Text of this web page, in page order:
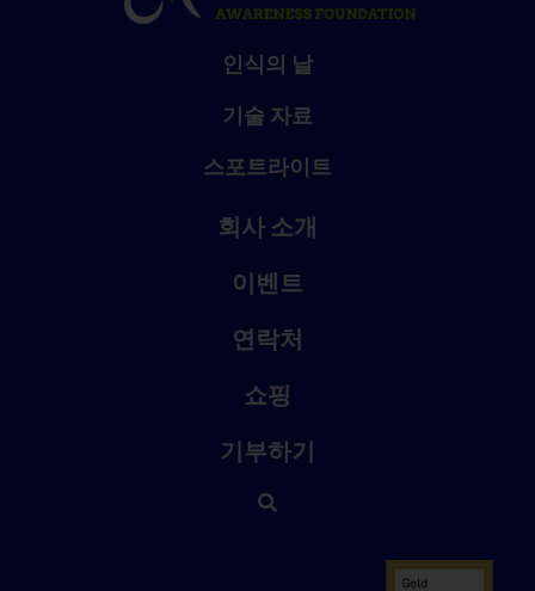
인식의 날
기술 자료
스포트라이트
회사 소개
이벤트
연락처
쇼핑
기부하기